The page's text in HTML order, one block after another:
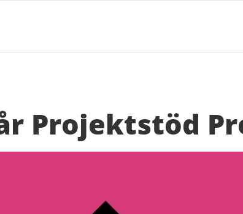
Projektstöd